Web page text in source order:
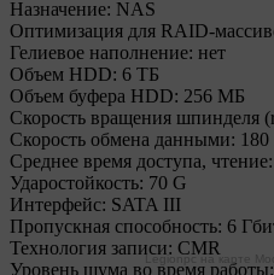
Назначение: NAS
Оптимизация для RAID-
Гелиевое наполнение: нет
Объем HDD: 6 ТБ
Объем буфера HDD: 256 МБ
Скорость вращения шпинделя
Скорость обмена данными:
Среднее время доступа, чтение:
Ударостойкость: 70 G
Интерфейс: SATA III
Пропускная способность: 6
Технология записи: CMR
Уровень шума во время работы:
Legionpc на карте